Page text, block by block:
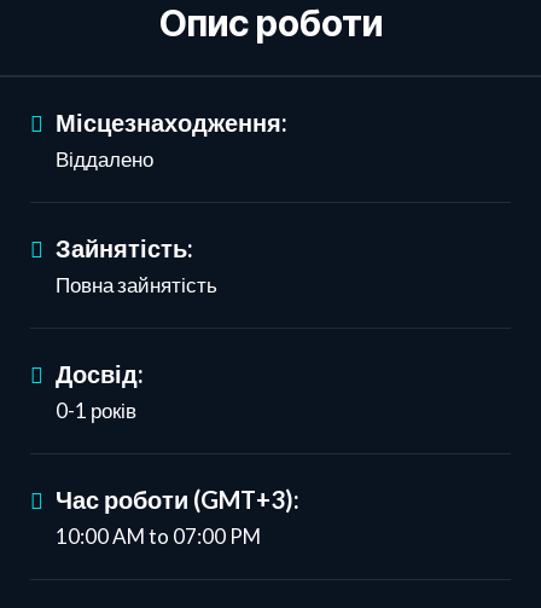
Опис роботи
Місцезнаходження:
Віддалено
Зайнятість:
Повна зайнятість
Досвід:
0-1 років
Час роботи (GMT+3):
10:00 AM to 07:00 PM